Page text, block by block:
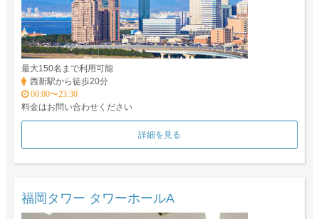
最大150名まで利用可能
西新駅から徒歩20分
00:00〜23:30
料金はお問い合わせください
詳細を見る
福岡タワー タワーホールA